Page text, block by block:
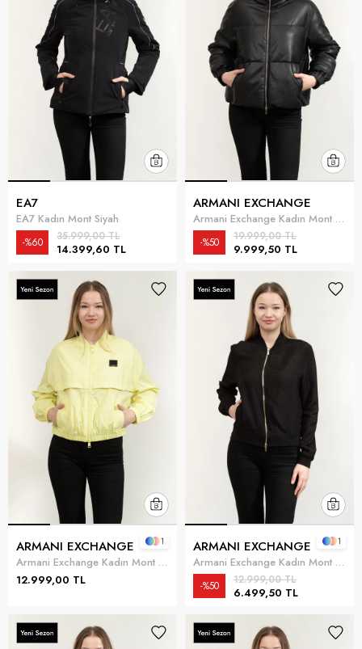
EA7
EA7 Kadın Mont Siyah
14.399,60 TL
35.999,00 TL
%60
ARMANI EXCHANGE
Armani Exchange Kadın Mont Siyah
9.999,50 TL
19.999,00 TL
%50
ARMANI EXCHANGE
Armani Exchange Kadın Mont Çok Renkli
12.999,00 TL
1 ARMANI EXCHANGE
Armani Exchange Kadın Mont Siyah
6.499,50 TL
12.999,00 TL
%50
1